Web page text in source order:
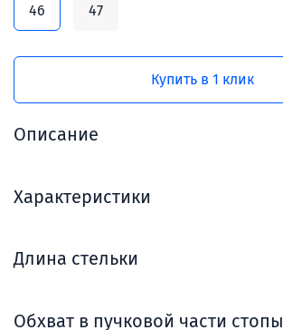
Купить в 1 клик
46 47
Описание
Характеристики
Длина стельки
Обхват в пучковой части стопы